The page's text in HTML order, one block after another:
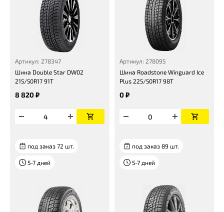
Артикул: 278347
Шина Double Star DW02
215/50R17 91T
8 820 ₽
Артикул: 278095
Шина Roadstone Winguard Ice
Plus 225/50R17 98T
0 ₽
под заказ 72 шт.
5-7 дней
под заказ 89 шт.
5-7 дней